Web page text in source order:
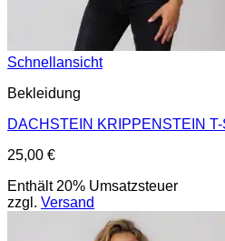
Schnellansicht
Bekleidung
DACHSTEIN KRIPPENSTEIN T-
25,00 €
Enthält 20% Umsatzsteuer
zzgl. Versand